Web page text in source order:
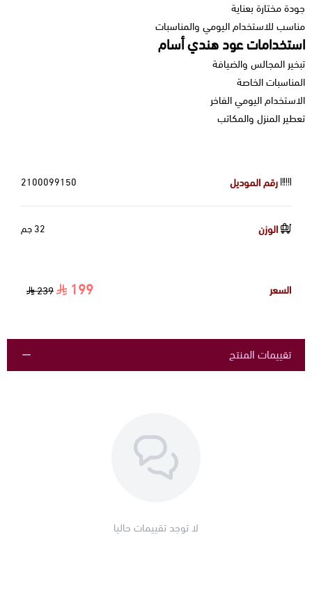
جودة مختارة بعناية
مناسب للاستخدام اليومي والمناسبات
استخدامات عود هندي أسام
تبخير المجالس والضيافة
المناسبات الخاصة
الاستخدام اليومي الفاخر
تعطير المنزل والمكاتب
رقم الموديل 2100099150
الوزن 32 جم
السعر 199
239
تقييمات المنتج
لا توجد تقييمات حاليا